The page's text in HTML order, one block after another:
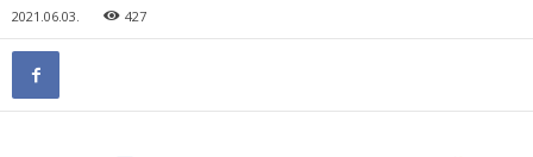
2021.06.03. 427